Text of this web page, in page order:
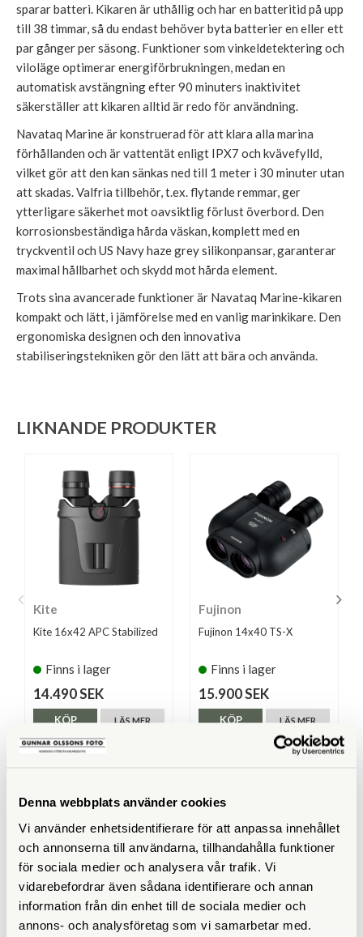
Denna webbplats använder cookies
Vi använder enhetsidentifierare för att anpassa innehållet
och annonserna till användarna, tillhandahålla funktioner
för sociala medier och analysera vår trafik. Vi
vidarebefordrar även sådana identifierare och annan
information från din enhet till de sociala medier och
annons- och analysföretag som vi samarbetar med.
sparar batteri. Kikaren är uthållig och har en batteritid på upp
till 38 timmar, så du endast behöver byta batterier en eller ett
par gånger per säsong. Funktioner som vinkeldetektering och
viloläge optimerar energiförbrukningen, medan en
automatisk avstängning efter 90 minuters inaktivitet
säkerställer att kikaren alltid är redo för användning.
Navataq Marine är konstruerad för att klara alla marina
förhållanden och är vattentät enligt IPX7 och kvävefylld,
vilket gör att den kan sänkas ned till 1 meter i 30 minuter utan
att skadas. Valfria tillbehör, t.ex. flytande remmar, ger
ytterligare säkerhet mot oavsiktlig förlust överbord. Den
korrosionsbeständiga hårda väskan, komplett med en
tryckventil och US Navy haze grey silikonpansar, garanterar
maximal hållbarhet och skydd mot hårda element.
Trots sina avancerade funktioner är Navataq Marine-kikaren
kompakt och lätt, i jämförelse med en vanlig marinkikare. Den
ergonomiska designen och den innovativa
stabiliseringstekniken gör den lätt att bära och använda.
LIKNANDE PRODUKTER
Kite
Kite 16x42 APC Stabilized
Finns i lager
14.490 SEK
LÄS MER
KÖP
Fujinon
Fujinon 14x40 TS-X
Finns i lager
15.900 SEK
LÄS MER
KÖP
SPECIFIKATIONER
14x
Frontlinsdiameter (mm) 50
Synfält (º) 3,7